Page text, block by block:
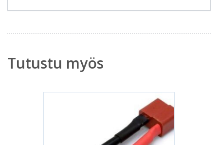
Tutustu myös